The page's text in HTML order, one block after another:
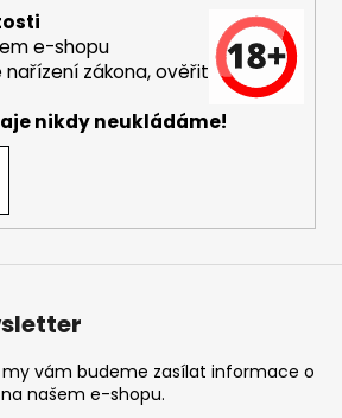
e-shopu
zákona, ověřit
nikdy neukládáme!
vám budeme zasílat informace o
našem e-shopu.